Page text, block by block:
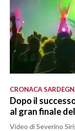
CRONACA
Dopo il
al gran finale
Video di Severino